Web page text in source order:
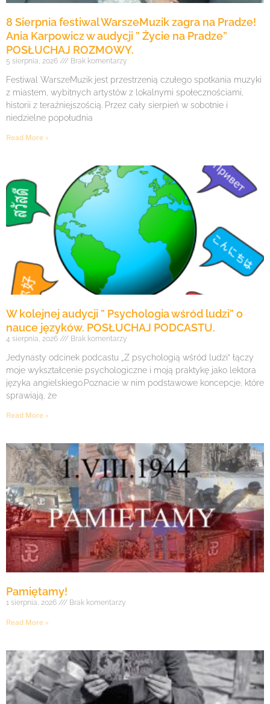
8 Sierpnia festiwal WarszeMuzik zagra na Pradze!
Ania Karpowicz w audycji ” Życie na Pradze”
POSŁUCHAJ ROZMOWY.
5 sierpnia, 2026 Brak komentarzy
Festiwal WarszeMuzik jest przestrzenią czułego spotkania muzyki
z miastem, wybitnych artystów z lokalnymi społecznościami,
historii z teraźniejszością. Przez cały sierpień w sobotnie i
niedzielne popołudnia
Read More »
W kolejnej audycji ” Psychologia wśród ludzi” o
nauce języków. POSŁUCHAJ PODCASTU.
4 sierpnia, 2026 Brak komentarzy
Jedynasty odcinek podcastu „Z psychologią wśród ludzi” łączy
moje wykształcenie psychologiczne i moją praktykę jako lektora
języka angielskiego.Poznacie w nim podstawowe koncepcje, które
sprawiają, że
Read More »
Pamiętamy!
1 sierpnia, 2026 Brak komentarzy
Read More »